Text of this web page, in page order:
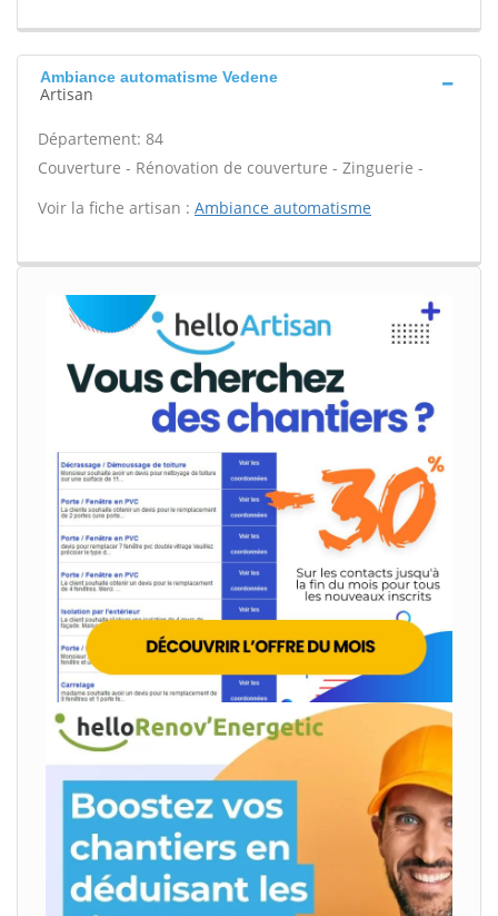
Ambiance automatisme Vedene
Artisan
Département: 84
Couverture - Rénovation de couverture - Zinguerie -
Voir la fiche artisan : Ambiance automatisme